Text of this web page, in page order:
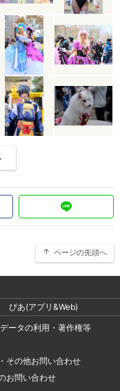
ページの先頭へ
ぴあ(アプリ&Web)
ータの利用・著作権等
その他お問い合わせ
お問い合わせ